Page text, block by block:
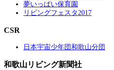
夢いっぱい保育園
リビングフェスタ2017
CSR
日本宇宙少年団和歌山分団
和歌山リビング新聞社